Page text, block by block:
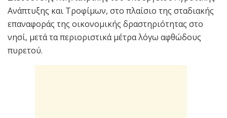
Ανάπτυξης και Τροφίμων, στο πλαίσιο της σταδιακής
επαναφοράς της οικονομικής δραστηριότητας στο
νησί, μετά τα περιοριστικά μέτρα λόγω αφθώδους
πυρετού.